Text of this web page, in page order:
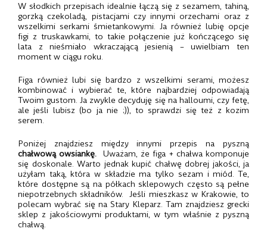
W słodkich przepisach idealnie łączą się z sezamem, tahiną,
gorzką czekoladą, pistacjami czy innymi orzechami oraz z
wszelkimi serkami śmietankowymi. Ja również lubię opcje
figi z truskawkami, to takie połączenie już kończącego się
lata z nieśmiało wkraczającą jesienią – uwielbiam ten
moment w ciągu roku.
Figa również lubi się bardzo z wszelkimi serami, możesz
kombinować i wybierać te, które najbardziej odpowiadają
Twoim gustom. Ja zwykle decyduję się na halloumi, czy fetę,
ale jeśli lubisz (bo ja nie ;)), to sprawdzi się też z kozim
serem.
Poniżej znajdziesz między innymi przepis na pyszną
chałwową owsiankę. Uważam, że figa + chałwa komponuje
się doskonale. Warto jednak kupić chałwę dobrej jakości, ja
użyłam taką, która w składzie ma tylko sezam i miód. Te,
które dostępne są na półkach sklepowych często są pełne
niepotrzebnych składników. Jeśli mieszkasz w Krakowie, to
polecam wybrać się na Stary Kleparz. Tam znajdziesz grecki
sklep z jakościowymi produktami, w tym właśnie z pyszną
chałwą.